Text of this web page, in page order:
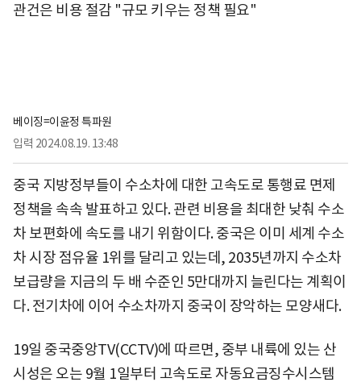
관건은 비용 절감 "규모 키우는 정책 필요"
베이징=이윤정 특파원
입력 2024.08.19. 13:48
중국 지방정부들이 수소차에 대한 고속도로 통행료 면제
정책을 속속 발표하고 있다. 관련 비용을 최대한 낮춰 수소
차 보편화에 속도를 내기 위함이다. 중국은 이미 세계 수소
차 시장 점유율 1위를 달리고 있는데, 2035년까지 수소차
보급량을 지금의 두 배 수준인 5만대까지 늘린다는 계획이
다. 전기차에 이어 수소차까지 중국이 장악하는 모양새다.
19일 중국중앙TV(CCTV)에 따르면, 중부 내륙에 있는 산
시성은 오는 9월 1일부터 고속도로 자동요금징수시스템